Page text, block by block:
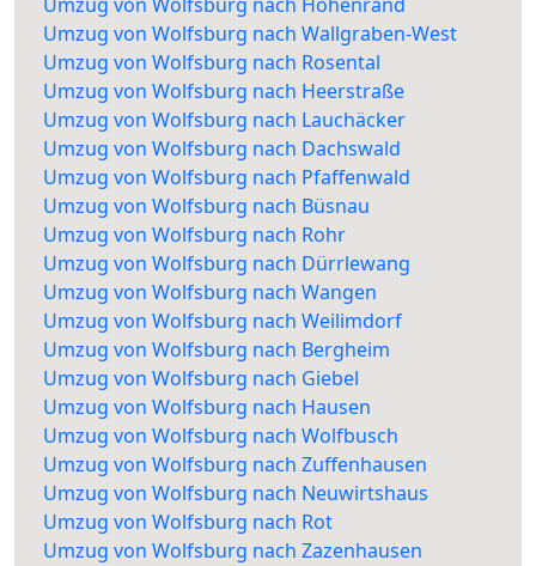
Umzug von Wolfsburg nach Wallgraben-West
Umzug von Wolfsburg nach Rosental
Umzug von Wolfsburg nach Heerstraße
Umzug von Wolfsburg nach Lauchäcker
Umzug von Wolfsburg nach Dachswald
Umzug von Wolfsburg nach Pfaffenwald
Umzug von Wolfsburg nach Büsnau
Umzug von Wolfsburg nach Rohr
Umzug von Wolfsburg nach Dürrlewang
Umzug von Wolfsburg nach Wangen
Umzug von Wolfsburg nach Weilimdorf
Umzug von Wolfsburg nach Bergheim
Umzug von Wolfsburg nach Giebel
Umzug von Wolfsburg nach Hausen
Umzug von Wolfsburg nach Wolfbusch
Umzug von Wolfsburg nach Zuffenhausen
Umzug von Wolfsburg nach Neuwirtshaus
Umzug von Wolfsburg nach Rot
Umzug von Wolfsburg nach Zazenhausen